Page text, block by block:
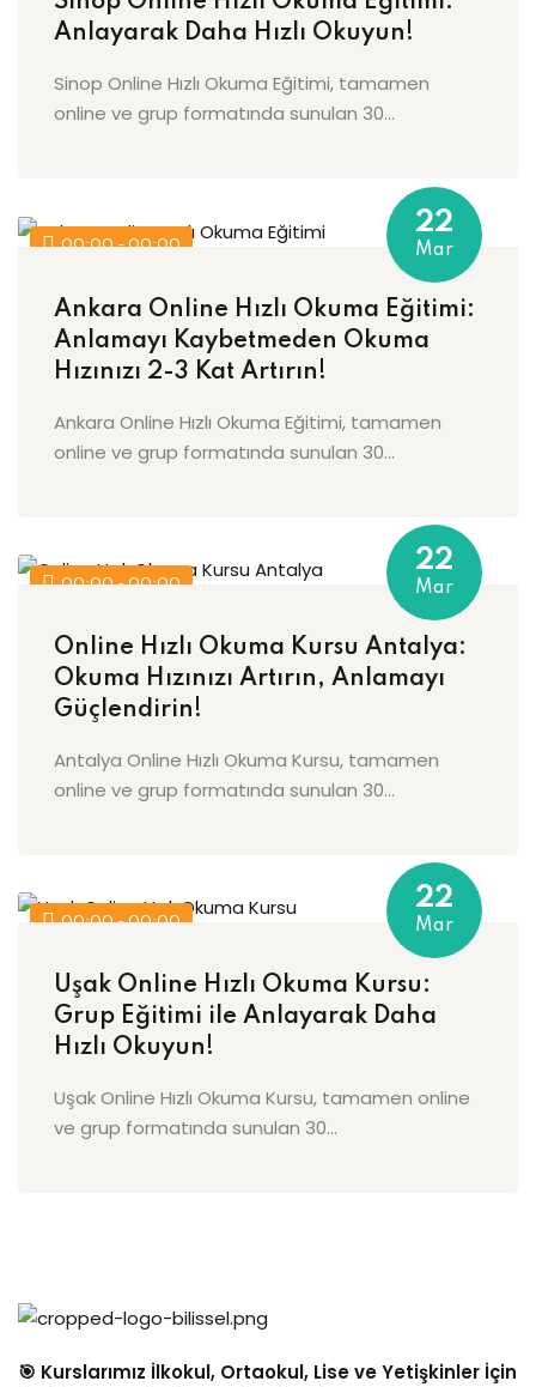
Anlayarak Daha Hızlı Okuyun!
Sinop Online Hızlı Okuma Eğitimi, tamamen
online ve grup formatında sunulan 30...
00:00 - 00:00
22
Mar
Ankara Online Hızlı Okuma Eğitimi:
Anlamayı Kaybetmeden Okuma
Hızınızı 2-3 Kat Artırın!
Ankara Online Hızlı Okuma Eğitimi, tamamen
online ve grup formatında sunulan 30...
00:00 - 00:00
22
Mar
Online Hızlı Okuma Kursu Antalya:
Okuma Hızınızı Artırın, Anlamayı
Güçlendirin!
Antalya Online Hızlı Okuma Kursu, tamamen
online ve grup formatında sunulan 30...
00:00 - 00:00
22
Mar
Uşak Online Hızlı Okuma Kursu:
Grup Eğitimi ile Anlayarak Daha
Hızlı Okuyun!
Uşak Online Hızlı Okuma Kursu, tamamen online
ve grup formatında sunulan 30...
🎯 Kurslarımız İlkokul, Ortaokul, Lise ve Yetişkinler İçin